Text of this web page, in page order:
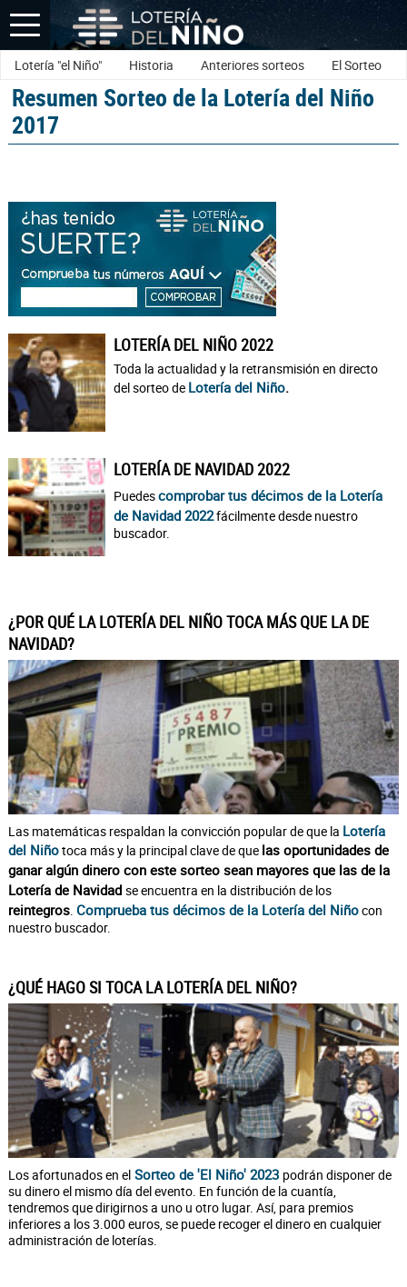
Lotería "el Niño" Historia Anteriores sorteos El Sorteo
Resumen Sorteo de la Lotería del Niño
2017
LOTERÍA DEL NIÑO 2022
Toda la actualidad y la retransmisión en directo
del sorteo de Lotería del Niño.
LOTERÍA DE NAVIDAD 2022
Puedescomprobar tus décimos de la Lotería
de Navidad 2022fácilmente desde nuestro
buscador.
¿POR QUÉ LA LOTERÍA DEL NIÑO TOCA MÁS QUE LA DE
NAVIDAD?
Las matemáticas respaldan la convicción popular de que la Lotería
del Niñotoca más y la principal clave de que las oportunidades de
ganar algún dinero con este sorteo sean mayores que las de la
Lotería de Navidad se encuentra en la distribución de los
reintegros. Comprueba tus décimos de la Lotería del Niñocon
nuestro buscador.
¿QUÉ HAGO SI TOCA LA LOTERÍA DEL NIÑO?
Los afortunados en elSorteo de 'El Niño' 2023 podrán disponer de
su dinero el mismo día del evento. En función de la cuantía,
tendremos que dirigirnos a uno u otro lugar. Así, para premios
inferiores a los 3.000 euros, se puede recoger el dinero en cualquier
administración de loterías.